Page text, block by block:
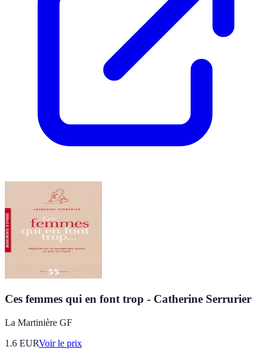
Ces femmes qui en font trop - Catherine Serrurier
La Martinière GF
1.6 EURVoir le prix